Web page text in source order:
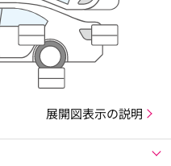
展開図表示の説明